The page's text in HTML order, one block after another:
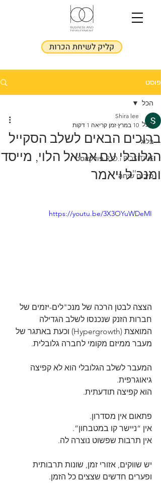
קליק לשיחת הכרות
פוסט
הכל
בלוג
R.O.i POSITIVE פודקאסט
סיכום שיחה
הכל
ברוכים הבאים לשלב הסקייל
הגלובלי עם אריאל הלוי, מייסד
ומנכ"ל ויאמר
Shira lee
10 במרץ
זמן קריאה 1 דקות
https://youtu.be/3X3OYuWDeMI
הצצה לבטן הרכה של מנכ"לים-יזמים של
חברות הזנק שנכנסו לשלב הגדילה
המואצת (Hypergrowth) וכעת באתגר של
מעבר ממיזם מקומי לחברה גלובלית.
המעבר לשלב הגלובלי הוא לא קפיצה
גיאוגרפית.
הוא קפיצה תודעתית.
פתאום אין מסדרון.
אין “ניישר קו במטבחון”.
אין תרבות שפשוט נוצרה לה.
יש שווקים, אזורי זמן, שונות תרבותית
ופערים חדשים שצצים כל הזמן.